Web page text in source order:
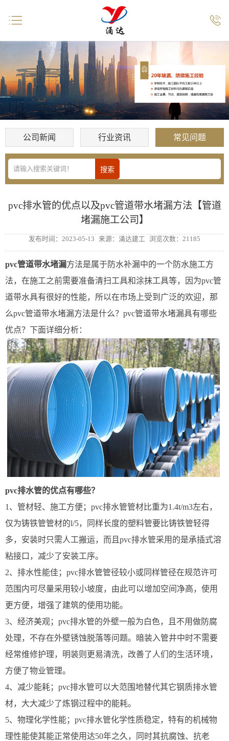
公司新闻 行业资讯 常见问题
pvc排水管的优点以及pvc管道带水堵漏方法【管道
堵漏施工公司】
发布时间：2023-05-13 来源：涌达建工 浏览次数：21185
pvc管道带水堵漏方法是属于防水补漏中的一个防水施工方
法，在施工之前需要准备清扫工具和涂抹工具等，因为pvc管
道带水具有很好的性能，所以在市场上受到广泛的欢迎，那
么pvc管道带水堵漏方法是什么？pvc管道带水堵漏具有哪些
优点？下面详细分析：
pvc排水管的优点有哪些？
1、管材轻、施工方便；pvc排水管管材比重为1.4t/m3左右，
仅为铸铁管管材的l/5，同样长度的塑料管要比铸铁管轻得
多，安装时只需人工搬运，而且pvc排水管采用的是承插式溶
粘接口，减少了安装工序。
2、排水性能佳；pvc排水管管径较小或同样管径在规范许可
范围内可尽量采用较小坡度，由此可以增加空间净高，使用
更方便，增强了建筑的使用功能。
3、经济美观；pvc排水管的外壁一般为白色，且不用做防腐
处理，不存在外壁锈蚀脱落等问题。暗装入管井中时不需要
经常维修护理，明装则更易清洗，改善了人们的生活环境，
方便了物业管理。
4、减少能耗；pvc排水管可以大范围地替代其它钢质排水管
材，大大减少了炼钢过程中的能耗。
5、物理化学性能；pvc排水管化学性质稳定，特有的机械物
理性能使其能正常使用达50年之久，同时其抗腐蚀、抗老
 